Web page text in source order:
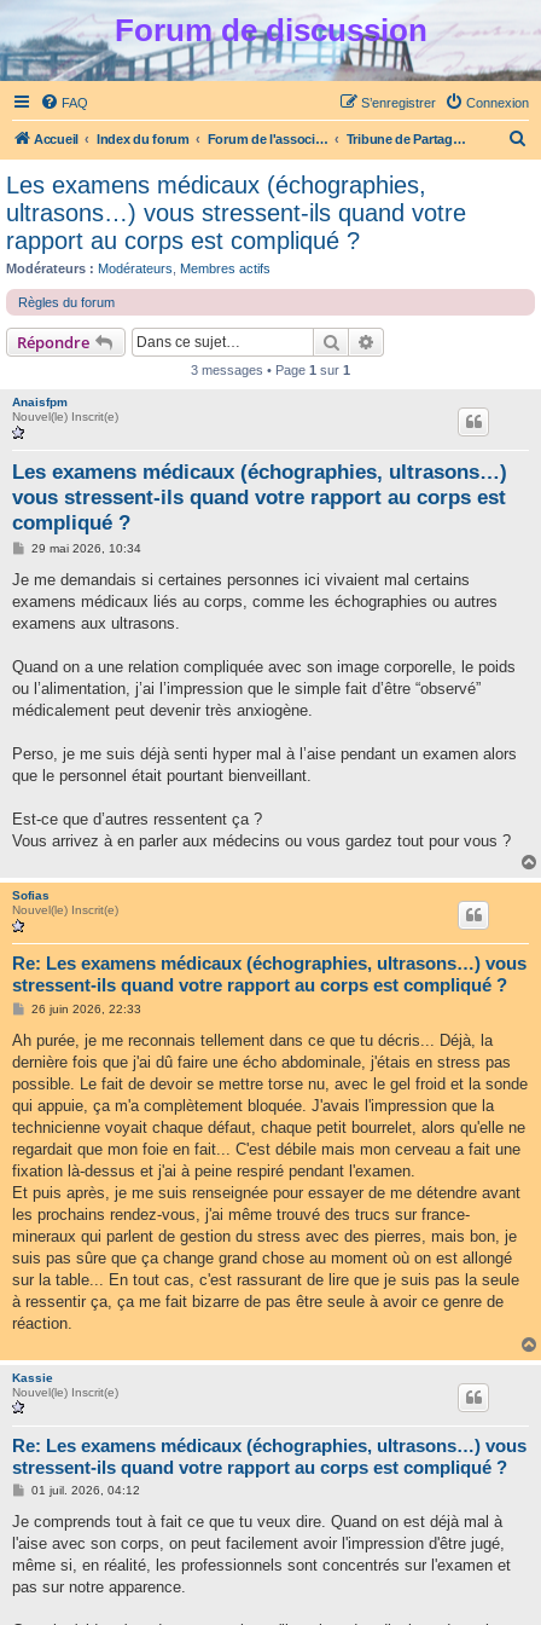
Forum de discussion
FAQ Connexion
S’enregistrer
Accueil Index du forum Forum de l'association Partage et Ecoute Tribune de Partage et Ecoute
c
Les examens médicaux (échographies,
ultrasons…) vous stressent-ils quand votre
rapport au corps est compliqué ?
Modérateurs : Modérateurs Membres actifs
Règles du forum
Répondre Rechercher
3 messages • Page 1 sur 1
Anaisfpm
Nouvel(le) Inscrit(e)
Les examens médicaux (échographies, ultrasons…)
vous stressent-ils quand votre rapport au corps est
compliqué ?
M
s
a
g
29 mai 2026, 10:34
Je me demandais si certaines personnes ici vivaient mal certains
examens médicaux liés au corps, comme les échographies ou autres
examens aux ultrasons.
Quand on a une relation compliquée avec son image corporelle, le poids
ou l’alimentation, j’ai l’impression que le simple fait d’être “observé”
médicalement peut devenir très anxiogène.
Perso, je me suis déjà senti hyper mal à l’aise pendant un examen alors
que le personnel était pourtant bienveillant.
Est-ce que d’autres ressentent ça ?
Vous arrivez à en parler aux médecins ou vous gardez tout pour vous ?
Sofias
Nouvel(le) Inscrit(e)
Re: Les examens médicaux (échographies, ultrasons…) vous
stressent-ils quand votre rapport au corps est compliqué ?
M
s
a
g
26 juin 2026, 22:33
Ah purée, je me reconnais tellement dans ce que tu décris... Déjà, la
dernière fois que j'ai dû faire une écho abdominale, j'étais en stress pas
possible. Le fait de devoir se mettre torse nu, avec le gel froid et la sonde
qui appuie, ça m'a complètement bloquée. J'avais l'impression que la
technicienne voyait chaque défaut, chaque petit bourrelet, alors qu'elle ne
regardait que mon foie en fait... C'est débile mais mon cerveau a fait une
fixation là-dessus et j'ai à peine respiré pendant l'examen.
Et puis après, je me suis renseignée pour essayer de me détendre avant
les prochains rendez-vous, j'ai même trouvé des trucs sur france-
mineraux qui parlent de gestion du stress avec des pierres, mais bon, je
suis pas sûre que ça change grand chose au moment où on est allongé
sur la table... En tout cas, c'est rassurant de lire que je suis pas la seule
à ressentir ça, ça me fait bizarre de pas être seule à avoir ce genre de
réaction.
Kassie
Nouvel(le) Inscrit(e)
Re: Les examens médicaux (échographies, ultrasons…) vous
stressent-ils quand votre rapport au corps est compliqué ?
M
s
a
g
01 juil. 2026, 04:12
Je comprends tout à fait ce que tu veux dire. Quand on est déjà mal à
l'aise avec son corps, on peut facilement avoir l'impression d'être jugé,
même si, en réalité, les professionnels sont concentrés sur l'examen et
pas sur notre apparence.